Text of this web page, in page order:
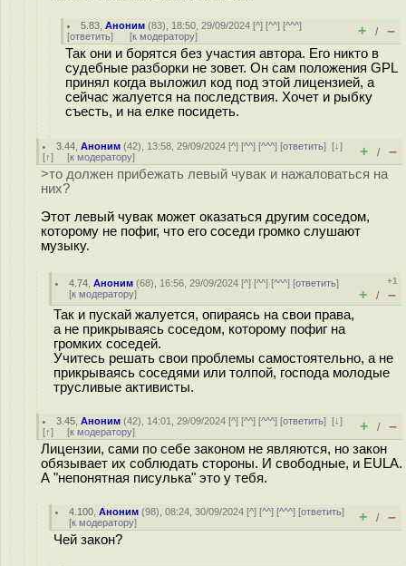
5.83 ,Аноним (83), 18:50, 29/09/2024 [^] [^^] [^^^]
[ответить] [к модератору] + / –
Так они и борятся без участия автора. Его никто в
судебные разборки не зовет. Он сам положения GPL
принял когда выложил код под этой лицензией, а
сейчас жалуется на последствия. Хочет и рыбку
съесть, и на елке посидеть.
3.44 ,Аноним (42), 13:58, 29/09/2024 [^] [^^] [^^^] [ответить][↓]
[↑] [к модератору] + / –
>то должен прибежать левый чувак и нажаловаться на
них?
Этот левый чувак может оказаться другим соседом,
которому не пофиг, что его соседи громко слушают
музыку.
4.74 ,Аноним (68), 16:56, 29/09/2024 [^] [^^] [^^^] [ответить]
[к модератору]
+1
+ / –
Так и пускай жалуется, опираясь на свои права,
а не прикрываясь соседом, которому пофиг на
громких соседей.
Учитесь решать свои проблемы самостоятельно, а не
прикрываясь соседями или толпой, господа молодые
трусливые активисты.
3.45 ,Аноним (42), 14:01, 29/09/2024 [^] [^^] [^^^] [ответить][↓]
[↑] [к модератору] + / –
Лицензии, сами по себе законом не являются, но закон
обязывает их соблюдать стороны. И свободные, и EULA.
А "непонятная писулька" это у тебя.
4.100 ,Аноним (98), 08:24, 30/09/2024 [^] [^^] [^^^] [ответить]
[к модератору] + / –
Чей закон?